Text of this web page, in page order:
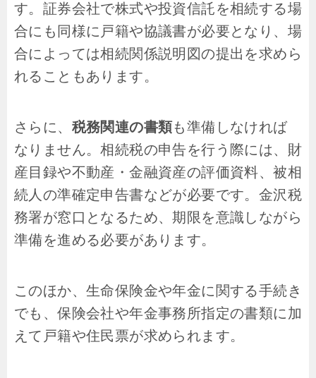
す。証券会社で株式や投資信託を相続する場
合にも同様に戸籍や協議書が必要となり、場
合によっては相続関係説明図の提出を求めら
れることもあります。
さらに、 税務関連の書類も準備しなければ
なりません。相続税の申告を行う際には、財
産目録や不動産・金融資産の評価資料、被相
続人の準確定申告書などが必要です。金沢税
務署が窓口となるため、期限を意識しながら
準備を進める必要があります。
このほか、生命保険金や年金に関する手続き
でも、保険会社や年金事務所指定の書類に加
えて戸籍や住民票が求められます。